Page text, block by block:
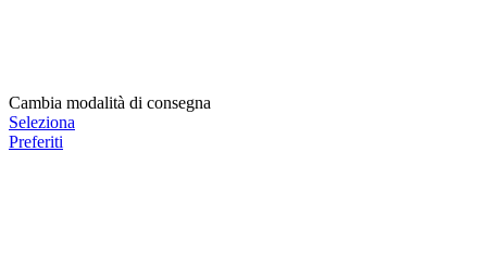
Cambia modalità di consegna
Seleziona
Preferiti